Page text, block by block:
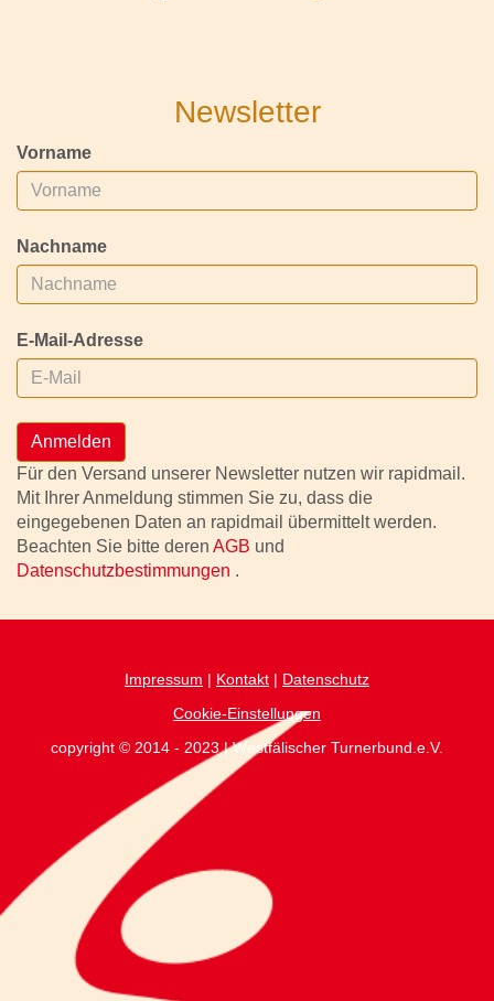
Newsletter
Vorname
Nachname
E-Mail-Adresse
Anmelden
Für den Versand unserer Newsletter nutzen wir rapidmail.
Mit Ihrer Anmeldung stimmen Sie zu, dass die
eingegebenen Daten an rapidmail übermittelt werden.
Beachten Sie bitte deren AGB und
Datenschutzbestimmungen .
Impressum | Kontakt | Datenschutz
Cookie-Einstellungen
copyright © 2014 - 2023 | Westfälischer Turnerbund.e.V.